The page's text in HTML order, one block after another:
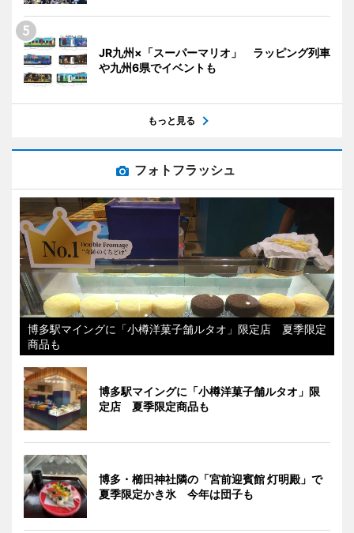
JR九州×「スーパーマリオ」 ラッピング列車
や九州6県でイベントも
もっと見る
フォトフラッシュ
博多駅マイングに「小樽洋菓子舗ルタオ」限定店 夏季限定
商品も
博多駅マイングに「小樽洋菓子舗ルタオ」限
定店 夏季限定商品も
博多・櫛田神社隣の「宮前迎賓館 灯明殿」で
夏季限定かき氷 今年は団子も